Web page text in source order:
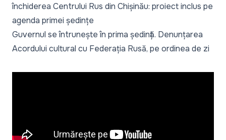
închiderea Centrului Rus din Chișinău: proiect inclus pe
agenda primei ședințe
Guvernul se întrunește în prima ședință. Denunțarea
Acordului cultural cu Federația Rusă, pe ordinea de zi